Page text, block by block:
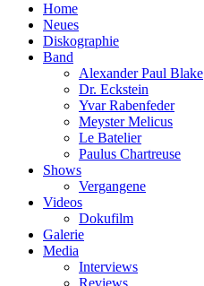
Home
Neues
Diskographie
Band
Alexander Paul Blake
Dr. Eckstein
Yvar Rabenfeder
Meyster Melicus
Le Batelier
Paulus Chartreuse
Shows
Vergangene
Videos
Dokufilm
Galerie
Media
Interviews
Reviews